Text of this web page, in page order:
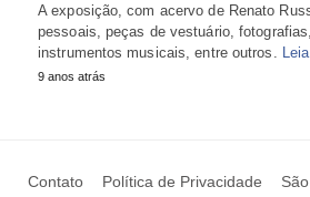
A exposição, com acervo de Renato
pessoais, peças de vestuário,
instrumentos musicais, entre outros.
9 anos atrás
Contato Política de Privacidade